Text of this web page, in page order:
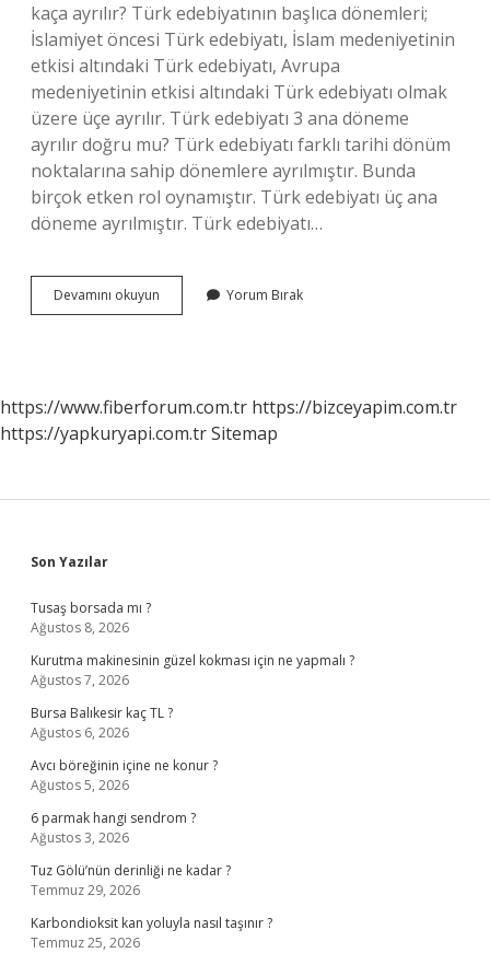
kaça ayrılır? Türk edebiyatının başlıca dönemleri;
İslamiyet öncesi Türk edebiyatı, İslam medeniyetinin
etkisi altındaki Türk edebiyatı, Avrupa
medeniyetinin etkisi altındaki Türk edebiyatı olmak
üzere üçe ayrılır. Türk edebiyatı 3 ana döneme
ayrılır doğru mu? Türk edebiyatı farklı tarihi dönüm
noktalarına sahip dönemlere ayrılmıştır. Bunda
birçok etken rol oynamıştır. Türk edebiyatı üç ana
döneme ayrılmıştır. Türk edebiyatı…
Devamını okuyun
Edebiyatinin
Yorum Bırak
https://www.fiberforum.com.tr https://bizceyapim.com.tr
https://yapkuryapi.com.trSitemap
Sidebar
Son Yazılar
Tusaş borsada mı ?
Ağustos 8, 2026
Kurutma makinesinin güzel kokması için ne yapmalı ?
Ağustos 7, 2026
Bursa Balıkesir kaç TL ?
Ağustos 6, 2026
Avcı böreğinin içine ne konur ?
Ağustos 5, 2026
6 parmak hangi sendrom ?
Ağustos 3, 2026
Tuz Gölü’nün derinliği ne kadar ?
Temmuz 29, 2026
Karbondioksit kan yoluyla nasıl taşınır ?
Temmuz 25, 2026